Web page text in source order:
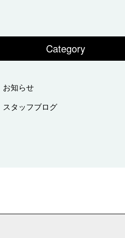
Category
お知らせ
スタッフブログ